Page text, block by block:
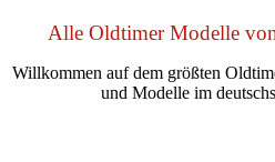
Alle Oldtimer Modelle
Willkommen auf dem größten
und Modelle im